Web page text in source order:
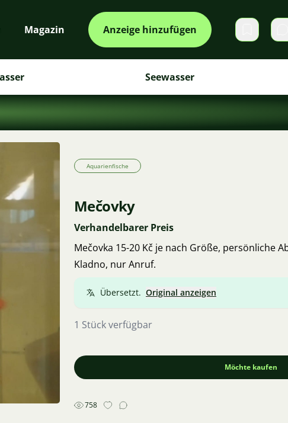
Magazin Anzeige hinzufügen
Seewasser
Aquarienfische
Mečovky
Verhandelbarer Preis
Mečovka 15-20 Kč je nach Größe, persönliche
Kladno, nur Anruf.
Übersetzt. Original anzeigen
1 Stück verfügbar
Möchte kaufen
758